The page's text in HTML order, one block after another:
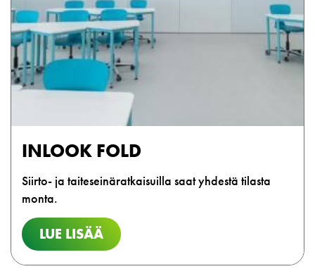
INLOOK FOLD
Siirto- ja taiteseinäratkaisuilla saat yhdestä tilasta
monta.
LUE LISÄÄ